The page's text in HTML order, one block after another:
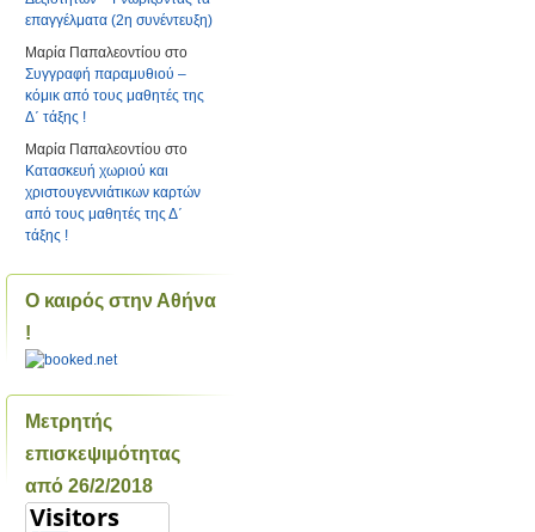
επαγγέλματα (2η συνέντευξη)
Μαρία Παπαλεοντίου στο
Συγγραφή παραμυθιού –
κόμικ από τους μαθητές της
Δ΄ τάξης !
Μαρία Παπαλεοντίου στο
Κατασκευή χωριού και
χριστουγεννιάτικων καρτών
από τους μαθητές της Δ΄
τάξης !
Ο καιρός στην Αθήνα
!
Μετρητής
επισκεψιμότητας
από 26/2/2018